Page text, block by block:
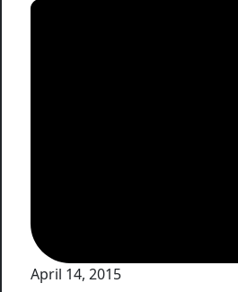
April 14, 2015